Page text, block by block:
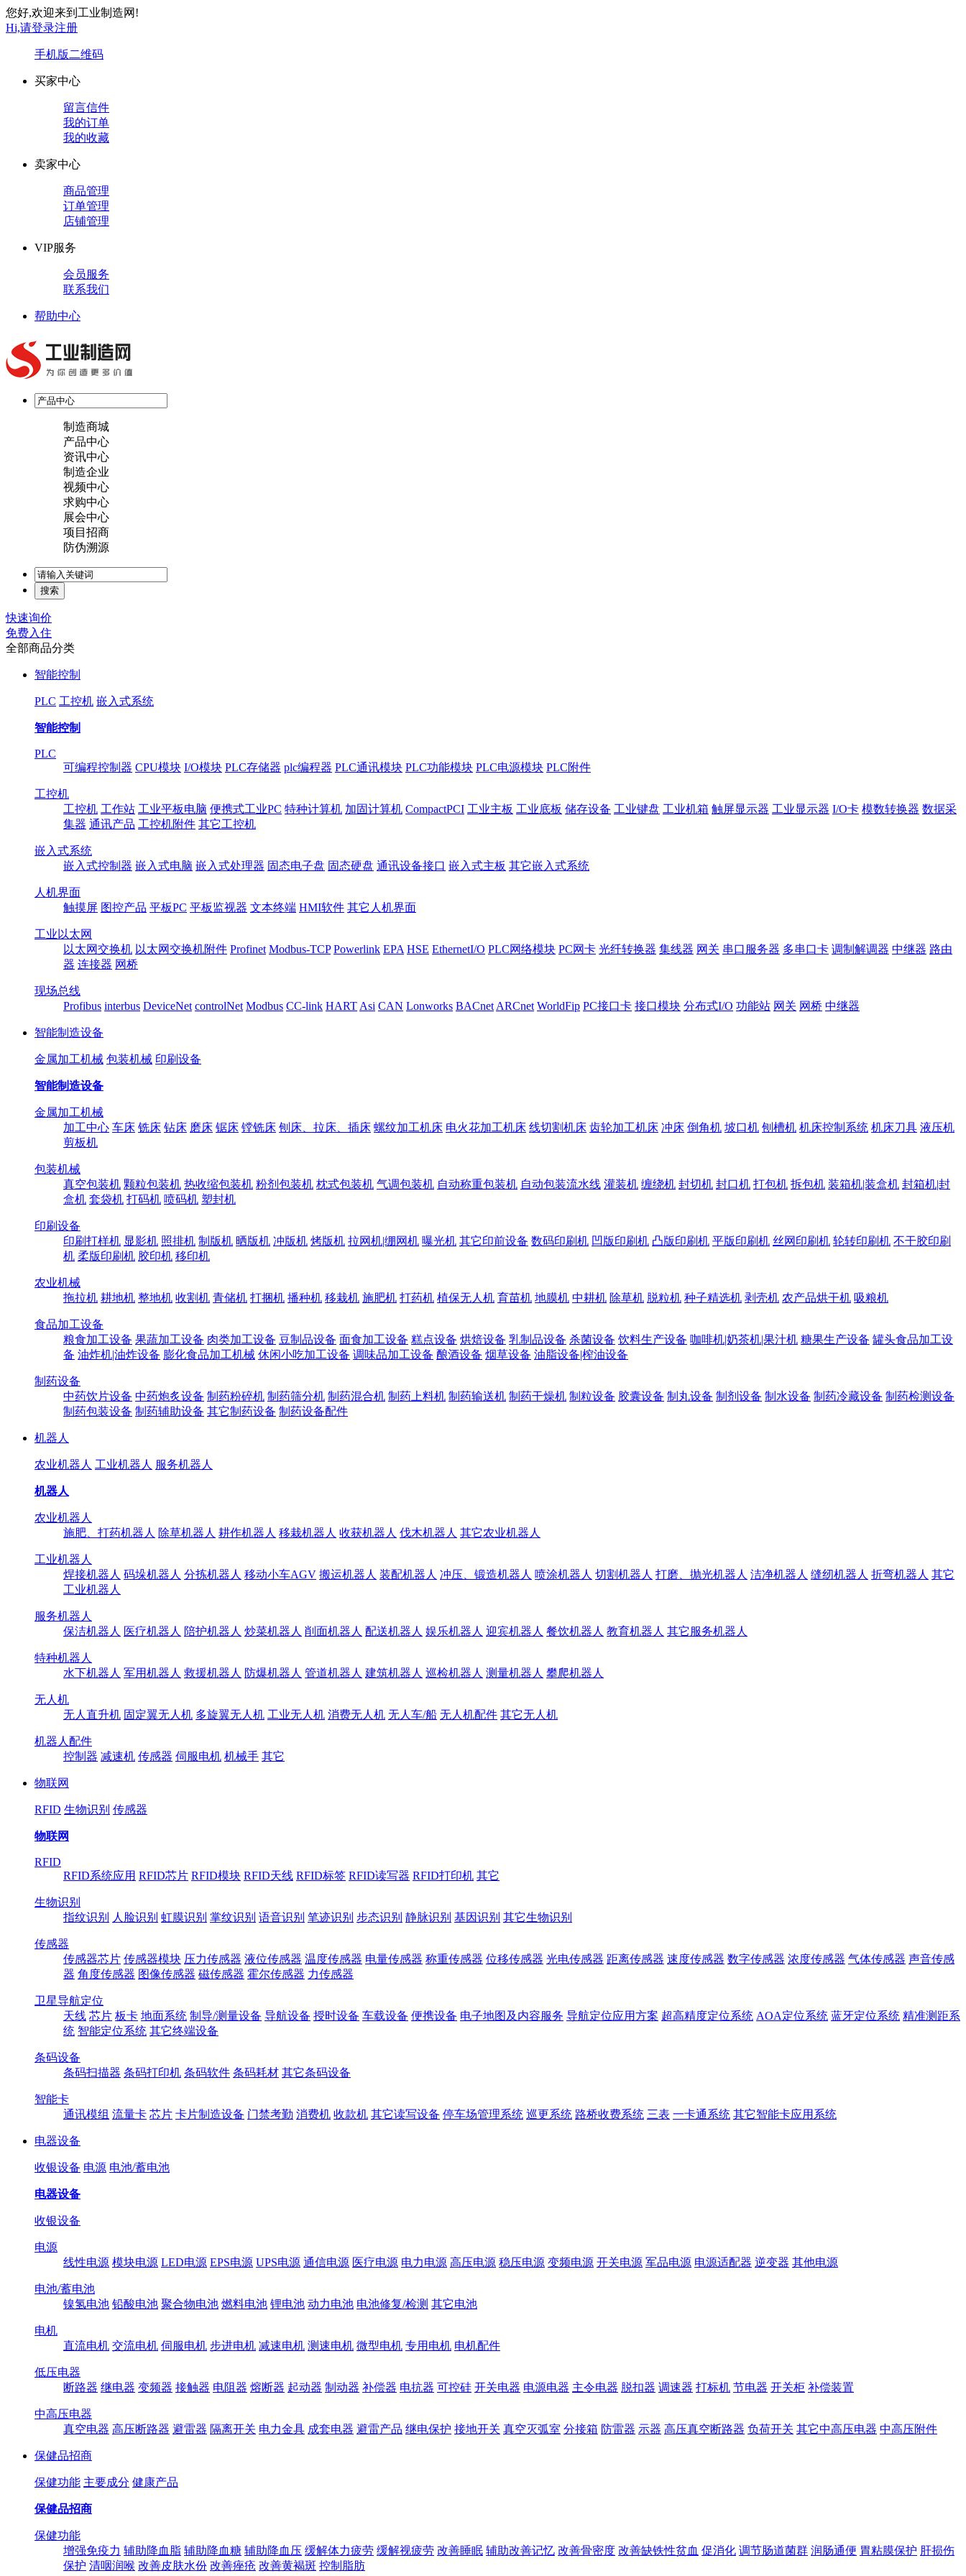
您好,欢迎来到工业制造网!
Hi,请登录注册
手机版 二维码
买家中心
留言信件
我的订单
我的收藏
卖家中心
商品管理
订单管理
店铺管理
VIP服务
会员服务
联系我们
帮助中心
制造商城
产品中心
资讯中心
制造企业
视频中心
求购中心
展会中心
项目招商
防伪溯源
快速询价
免费入住
全部商品分类
智能控制
PLC 工控机 嵌入式系统
智能控制
PLC
可编程控制器 CPU模块 I/O模块 PLC存储器 plc编程器 PLC通讯模块 PLC功能模块 PLC电源模块 PLC附件
工控机
工控机 工作站 工业平板电脑 便携式工业PC 特种计算机 加固计算机 CompactPCI 工业主板 工业底板 储存设备 工业键盘 工业机箱 触屏显示器 工业显示器 I/O卡 模数转换器 数据采
集器 通讯产品 工控机附件 其它工控机
嵌入式系统
嵌入式控制器 嵌入式电脑 嵌入式处理器 固态电子盘 固态硬盘 通讯设备接口 嵌入式主板 其它嵌入式系统
人机界面
触摸屏 图控产品 平板PC 平板监视器 文本终端 HMI软件 其它人机界面
工业以太网
以太网交换机 以太网交换机附件 Profinet Modbus-TCP Powerlink EPA HSE EthernetI/O PLC网络模块 PC网卡 光纤转换器 集线器 网关 串口服务器 多串口卡 调制解调器 中继器 路由
器 连接器 网桥
现场总线
Profibus interbus DeviceNet controlNet Modbus CC-link HART Asi CAN Lonworks BACnet ARCnet WorldFip PC接口卡 接口模块 分布式I/O 功能站 网关 网桥 中继器
智能制造设备
金属加工机械 包装机械 印刷设备
智能制造设备
金属加工机械
加工中心 车床 铣床 钻床 磨床 锯床 镗铣床 刨床、拉床、插床 螺纹加工机床 电火花加工机床 线切割机床 齿轮加工机床 冲床 倒角机 坡口机 刨槽机 机床控制系统 机床刀具 液压机
剪板机
包装机械
真空包装机 颗粒包装机 热收缩包装机 粉剂包装机 枕式包装机 气调包装机 自动称重包装机 自动包装流水线 灌装机 缠绕机 封切机 封口机 打包机 拆包机 装箱机|装盒机 封箱机|封
盒机 套袋机 打码机 喷码机 塑封机
印刷设备
印刷打样机 显影机 照排机 制版机 晒版机 冲版机 烤版机 拉网机|绷网机 曝光机 其它印前设备 数码印刷机 凹版印刷机 凸版印刷机 平版印刷机 丝网印刷机 轮转印刷机 不干胶印刷
机 柔版印刷机 胶印机 移印机
农业机械
拖拉机 耕地机 整地机 收割机 青储机 打捆机 播种机 移栽机 施肥机 打药机 植保无人机 育苗机 地膜机 中耕机 除草机 脱粒机 种子精选机 剥壳机 农产品烘干机 吸粮机
食品加工设备
粮食加工设备 果蔬加工设备 肉类加工设备 豆制品设备 面食加工设备 糕点设备 烘焙设备 乳制品设备 杀菌设备 饮料生产设备 咖啡机|奶茶机|果汁机 糖果生产设备 罐头食品加工设
备 油炸机|油炸设备 膨化食品加工机械 休闲小吃加工设备 调味品加工设备 酿酒设备 烟草设备 油脂设备|榨油设备
制药设备
中药饮片设备 中药炮炙设备 制药粉碎机 制药筛分机 制药混合机 制药上料机 制药输送机 制药干燥机 制粒设备 胶囊设备 制丸设备 制剂设备 制水设备 制药冷藏设备 制药检测设备
制药包装设备 制药辅助设备 其它制药设备 制药设备配件
机器人
农业机器人 工业机器人 服务机器人
机器人
农业机器人
施肥、打药机器人 除草机器人 耕作机器人 移栽机器人 收获机器人 伐木机器人 其它农业机器人
工业机器人
焊接机器人 码垛机器人 分拣机器人 移动小车AGV 搬运机器人 装配机器人 冲压、锻造机器人 喷涂机器人 切割机器人 打磨、抛光机器人 洁净机器人 缝纫机器人 折弯机器人 其它
工业机器人
服务机器人
保洁机器人 医疗机器人 陪护机器人 炒菜机器人 削面机器人 配送机器人 娱乐机器人 迎宾机器人 餐饮机器人 教育机器人 其它服务机器人
特种机器人
水下机器人 军用机器人 救援机器人 防爆机器人 管道机器人 建筑机器人 巡检机器人 测量机器人 攀爬机器人
无人机
无人直升机 固定翼无人机 多旋翼无人机 工业无人机 消费无人机 无人车/船 无人机配件 其它无人机
机器人配件
控制器 减速机 传感器 伺服电机 机械手 其它
物联网
RFID 生物识别 传感器
物联网
RFID
RFID系统应用 RFID芯片 RFID模块 RFID天线 RFID标签 RFID读写器 RFID打印机 其它
生物识别
指纹识别
人脸识别 虹膜识别 掌纹识别 语音识别 笔迹识别 步态识别 静脉识别 基因识别 其它生物识别
传感器
传感器芯片 传感器模块 压力传感器 液位传感器 温度传感器 电量传感器 称重传感器 位移传感器 光电传感器 距离传感器 速度传感器 数字传感器 浓度传感器 气体传感器 声音传感
器 角度传感器 图像传感器 磁传感器 霍尔传感器 力传感器
卫星导航定位
天线 芯片 板卡 地面系统 制导/测量设备 导航设备 授时设备 车载设备 便携设备 电子地图及内容服务 导航定位应用方案 超高精度定位系统 AOA定位系统 蓝牙定位系统 精准测距系
统 智能定位系统 其它终端设备
条码设备
条码扫描器 条码打印机 条码软件 条码耗材 其它条码设备
智能卡
通讯模组 流量卡 芯片 卡片制造设备 门禁考勤 消费机 收款机 其它读写设备 停车场管理系统 巡更系统 路桥收费系统 三表 一卡通系统 其它智能卡应用系统
电器设备
收银设备 电源 电池/蓄电池
电器设备
收银设备
电源
线性电源 模块电源 LED电源 EPS电源 UPS电源 通信电源 医疗电源 电力电源 高压电源 稳压电源 变频电源 开关电源 军品电源 电源适配器 逆变器 其他电源
电池/蓄电池
镍氢电池 铅酸电池 聚合物电池 燃料电池 锂电池 动力电池 电池修复/检测 其它电池
电机
直流电机 交流电机 伺服电机 步进电机 减速电机 测速电机 微型电机 专用电机 电机配件
低压电器
断路器 继电器 变频器 接触器 电阻器 熔断器 起动器 制动器 补偿器 电抗器 可控硅 开关电器 电源电器 主令电器 脱扣器 调速器 打标机 节电器 开关柜 补偿装置
中高压电器
真空电器 高压断路器 避雷器 隔离开关 电力金具 成套电器 避雷产品 继电保护 接地开关 真空灭弧室 分接箱 防雷器 示器 高压真空断路器 负荷开关 其它中高压电器 中高压附件
保健品招商
保健功能 主要成分 健康产品
保健品招商
保健功能
增强免疫力 辅助降血脂 辅助降血糖 辅助降血压 缓解体力疲劳 缓解视疲劳 改善睡眠 辅助改善记忆 改善骨密度 改善缺铁性贫血 促消化 调节肠道菌群 润肠通便 胃粘膜保护 肝损伤
保护 清咽润喉 改善皮肤水份 改善痤疮 改善黄褐斑 控制脂肪